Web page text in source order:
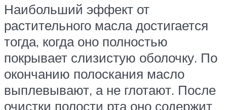
Наибольший эффект от
растительного масла достигается
тогда, когда оно полностью
покрывает слизистую оболочку. По
окончанию полоскания масло
выплевывают, а не глотают. После
очистки полости рта оно содержит